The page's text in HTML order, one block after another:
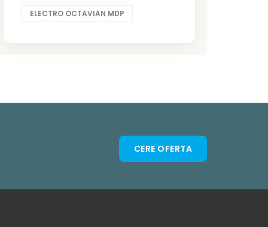
ELECTRO OCTAVIAN MDP
CERE OFERTA